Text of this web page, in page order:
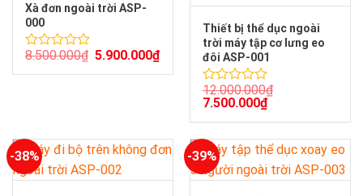
Xà đơn ngoài trời ASP-
000
Được
8.500.000₫ 5.900.000₫
Thiết bị thể dục ngoài
trời máy tập cơ lưng eo
đôi ASP-001
Được
xếp
5
sao
12.000.000₫
7.500.000₫
-38% -39%